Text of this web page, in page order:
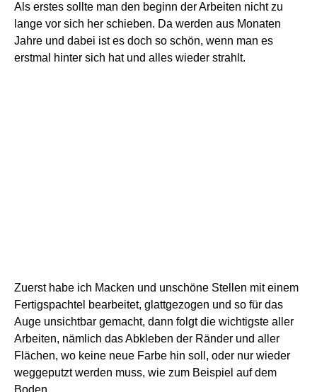
Als erstes sollte man den beginn der Arbeiten nicht zu
lange vor sich her schieben. Da werden aus Monaten
Jahre und dabei ist es doch so schön, wenn man es
erstmal hinter sich hat und alles wieder strahlt.
Zuerst habe ich Macken und unschöne Stellen mit einem
Fertigspachtel bearbeitet, glattgezogen und so für das
Auge unsichtbar gemacht, dann folgt die wichtigste aller
Arbeiten, nämlich das Abkleben der Ränder und aller
Flächen, wo keine neue Farbe hin soll, oder nur wieder
weggeputzt werden muss, wie zum Beispiel auf dem